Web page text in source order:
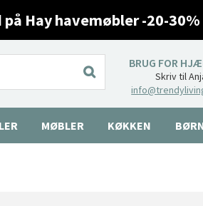
Hay havemøbler -20-30%
BRUG FOR
Skriv til
MØBLER KØKKEN